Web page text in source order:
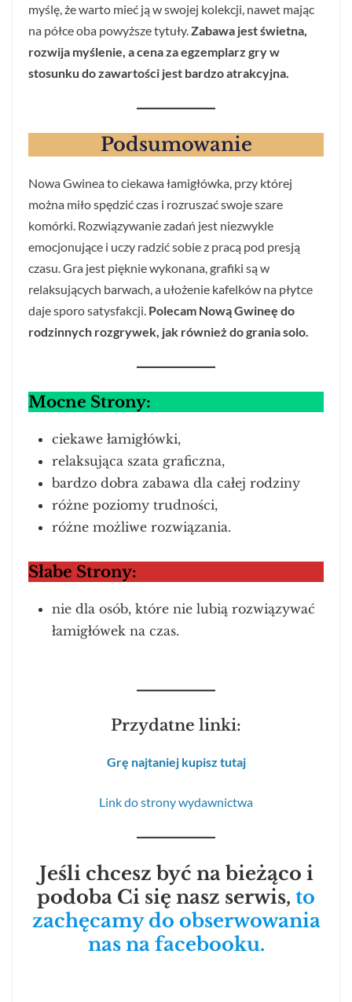
myślę, że warto mieć ją w swojej kolekcji, nawet mając
na półce oba powyższe tytuły. Zabawa jest świetna,
rozwija myślenie, a cena za egzemplarz gry w
stosunku do zawartości jest bardzo atrakcyjna.
Podsumowanie
Nowa Gwinea to ciekawa łamigłówka, przy której
można miło spędzić czas i rozruszać swoje szare
komórki. Rozwiązywanie zadań jest niezwykle
emocjonujące i uczy radzić sobie z pracą pod presją
czasu. Gra jest pięknie wykonana, grafiki są w
relaksujących barwach, a ułożenie kafelków na płytce
daje sporo satysfakcji. Polecam Nową Gwineę do
rodzinnych rozgrywek, jak również do grania solo.
Mocne Strony:
ciekawe łamigłówki,
relaksująca szata graficzna,
bardzo dobra zabawa dla całej rodziny
różne poziomy trudności,
różne możliwe rozwiązania.
Słabe Strony:
nie dla osób, które nie lubią rozwiązywać
łamigłówek na czas.
Przydatne linki:
Grę najtaniej kupisz tutaj
Link do strony wydawnictwa
Jeśli chcesz być na bieżąco i
podoba Ci się nasz serwis, to
zachęcamy do obserwowania
nas na facebooku.